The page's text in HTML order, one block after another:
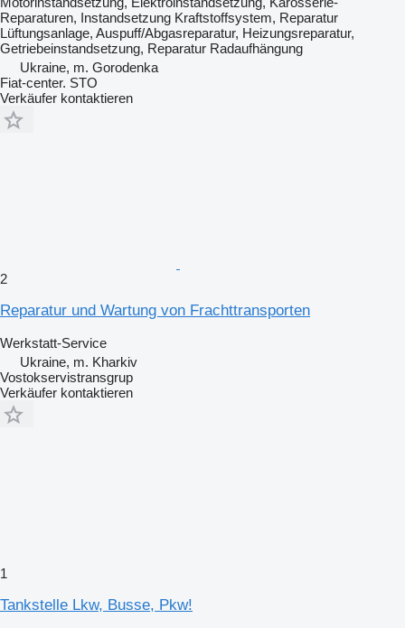
Reparaturen, Instandsetzung Kraftstoffsystem, Reparatur
Lüftungsanlage, Auspuff/Abgasreparatur, Heizungsreparatur,
Getriebeinstandsetzung, Reparatur Radaufhängung
Ukraine, m. Gorodenka
Fiat-center. STO
Verkäufer kontaktieren
2
Reparatur und Wartung von Frachttransporten
Werkstatt-Service
Ukraine, m. Kharkiv
Vostokservistransgrup
Verkäufer kontaktieren
1
Tankstelle Lkw, Busse, Pkw!